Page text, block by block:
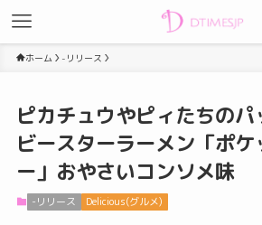
ホーム -リリース
ピカチュウやピィたちの
ビースターラーメン「ポ
ー」おやさいコンソメ味
-リリース Delicious(グルメ)